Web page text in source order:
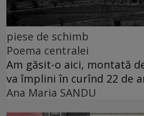
piese de schimb
Poema centralei
Am găsit-o aici, montată
va împlini în curînd 22 de
Ana Maria SANDU